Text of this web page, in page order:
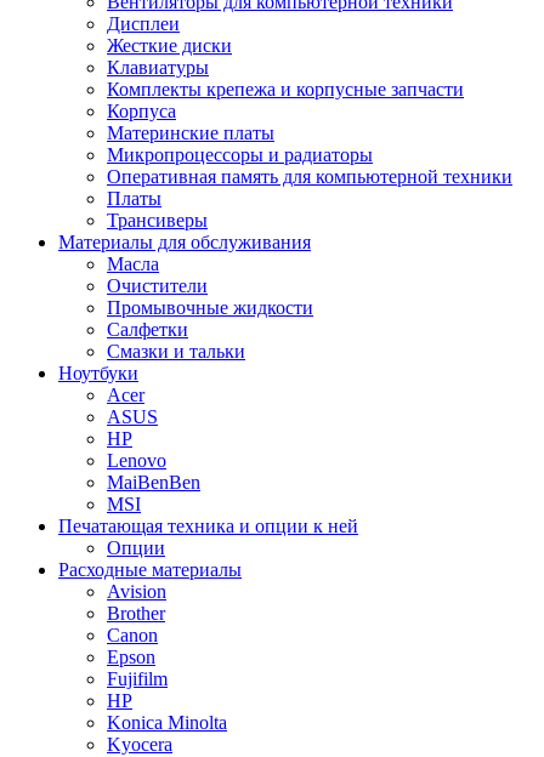
Дисплеи
Жесткие диски
Клавиатуры
Комплекты крепежа и корпусные запчасти
Корпуса
Материнские платы
Микропроцессоры и радиаторы
Оперативная память для компьютерной техники
Платы
Трансиверы
Материалы для обслуживания
Масла
Очистители
Промывочные жидкости
Салфетки
Смазки и тальки
Ноутбуки
Acer
ASUS
HP
Lenovo
MaiBenBen
MSI
Печатающая техника и опции к ней
Опции
Расходные материалы
Avision
Brother
Canon
Epson
Fujifilm
HP
Konica Minolta
Kyocera